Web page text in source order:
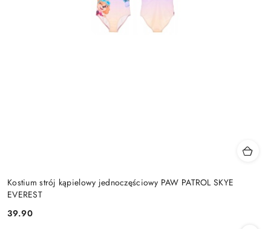
Kostium strój kąpielowy jednoczęściowy PAW PATROL SKYE
EVEREST
Cena:
39.90